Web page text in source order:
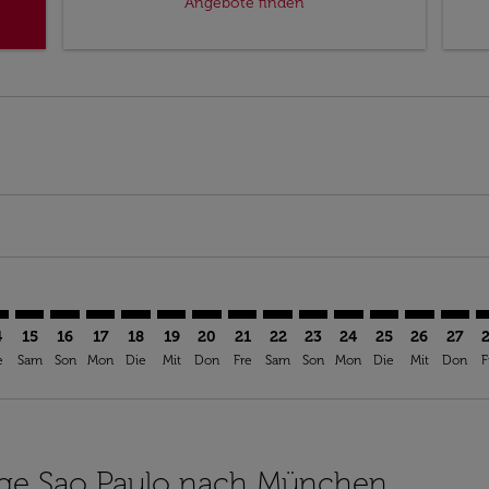
15
Sam
16
Son
17
Mon
18
Die
GRU–MUC: cmp-view-offers-
19
Mit
GRU–MUC: cmp-view-offers-
20
Don
GRU–MUC: cmp-view-offers-
21
Fre
GRU–MUC: cmp-view-
22
Sam
GRU–MUC: cmp-
23
Son
GRU–MUC: cmp-
24
Mon
GRU–MUC:
25
Die
26
Mit
27
Don